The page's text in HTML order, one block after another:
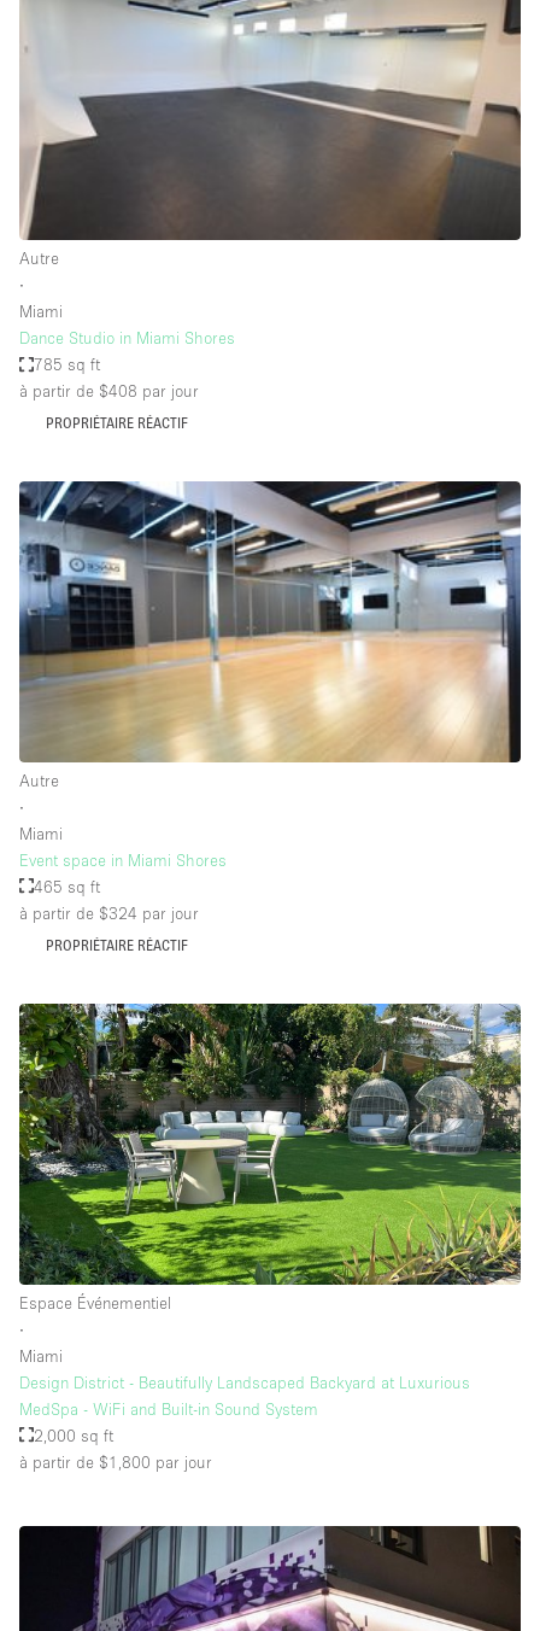
Espace Epuré / Minimaliste
Internet
Lumière du Jour
Plusieurs Pièces
Rooftop / Terrasse
Réserve
Salle de Bain
Smoking Area
Soundproof
Style Haussmannien
Style Industriel
Système de sécurité
Terrace
Toilettes
Éclairage
Électricité
Équipement de bureau
Équipement sonore et vidéo
Étage/accès
Sous-sol
Rez-de-chaussée sur rue
Rooftop
Autre
Autre
∙
Miami
Dance Studio in Miami Shores
785 sq ft
à partir de $408 par jour
PROPRIÉTAIRE RÉACTIF
Autre
∙
Miami
Event space in Miami Shores
465 sq ft
à partir de $324 par jour
PROPRIÉTAIRE RÉACTIF
Espace Événementiel
∙
Miami
Design District - Beautifully Landscaped Backyard at Luxurious
MedSpa - WiFi and Built-in Sound System
2,000 sq ft
à partir de $1,800 par jour